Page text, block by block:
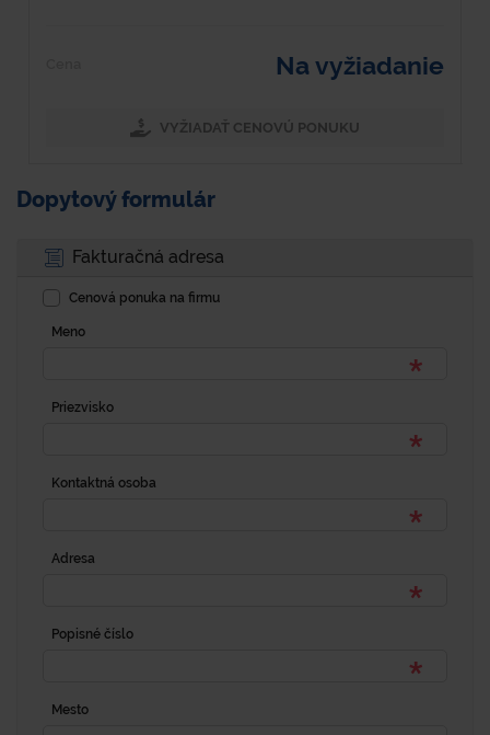
Na vyžiadanie
VYŽIADAŤ CENOVÚ PONUKU
Dopytový formulár
Fakturačná adresa
Cenová ponuka na firmu
Meno
Priezvisko
Kontaktná osoba
Adresa
Popisné číslo
Mesto